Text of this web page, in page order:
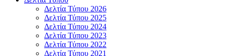
Δελτία Τύπου 2026
Δελτία Τύπου 2025
Δελτία Τύπου 2024
Δελτία Τύπου 2023
Δελτία Τύπου 2022
Δελτία Τύπου 2021